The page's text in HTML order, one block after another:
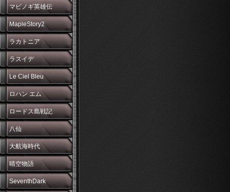
マビノギ英雄伝
MapleStory2
ラカトニア
ラスイデ
Le Ciel Bleu
ロハン エム
ロードス島戦記
八仙
大航海時代
晴空物語
SeventhDark